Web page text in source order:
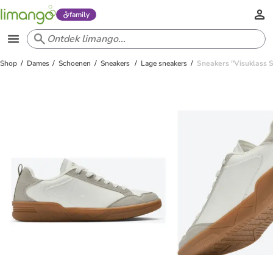
family
Shop Dames Schoenen Sneakers Lage sneakers Sneakers "Visuklass